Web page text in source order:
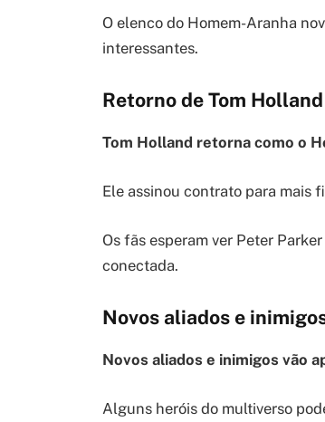
O elenco do Homem-Aranha
interessantes.
Retorno de Tom Holland
Tom Holland retorna como o
Ele assinou contrato para mais
Os fãs esperam ver Peter
conectada.
Novos aliados e
Novos aliados e inimigos vão
Alguns heróis do multiverso